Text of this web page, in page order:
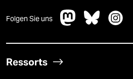
Folgen Sie uns
Ressorts